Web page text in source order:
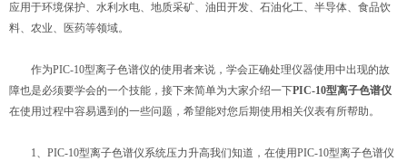
应用于环境保护、水利水电、地质采矿、油田开发、石油化工、半导体、食品饮
料、农业、医药等领域。
作为PIC-10型离子色谱仪的使用者来说，学会正确处理仪器使用中出现的故
障也是必须要学会的一个技能，接下来简单为大家介绍一下PIC-10型离子色谱仪
在使用过程中容易遇到的一些问题，希望能对您后期使用相关仪表有所帮助。
1、PIC-10型离子色谱仪系统压力升高我们知道，在使用PIC-10型离子色谱仪